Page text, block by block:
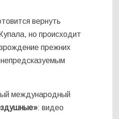
вернуть
но происходит
прежних
международный
: видео